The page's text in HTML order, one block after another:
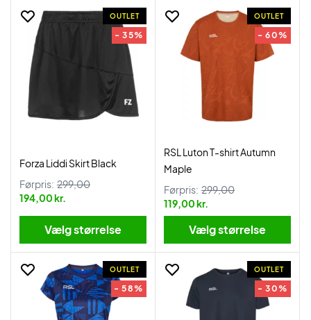
OUTLET
- 35%
Forza Liddi Skirt Black
Førpris: 299,00
194,00 kr.
Vælg størrelse
OUTLET
- 60%
RSL Luton T-shirt Autumn
Maple
Førpris: 299,00
119,00 kr.
Vælg størrelse
OUTLET
- 58%
OUTLET
- 30%